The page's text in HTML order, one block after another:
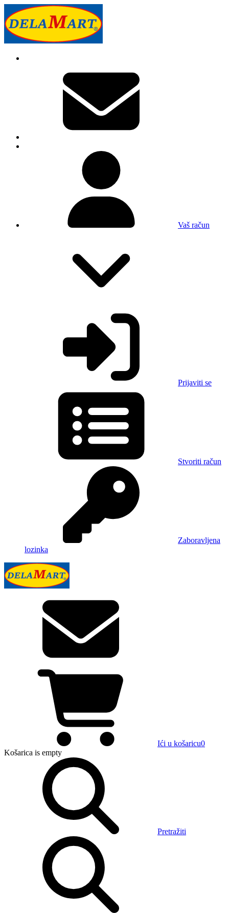
Vaš račun
Prijaviti se
Stvoriti račun
Zaboravljena
lozinka
Ići u košaricu0
Košarica is empty
Pretražiti